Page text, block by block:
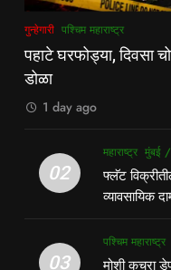
3
गुन्हेगारी पश्चिम महाराष्ट्र
पहाटे घरफोड्या, दिवसा
डोळा
1 day ago
02
महाराष्ट्र मुंबई
फ्लॅट
व्यावसायिक
03
पश्चिम महाराष्ट्र
मोशी कचरा
8
2